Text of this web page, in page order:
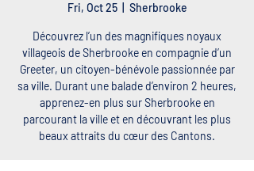
Fri, Oct 25
  |
Sherbrooke
Découvrez l’un des magnifiques noyaux
villageois de Sherbrooke en compagnie d’un
Greeter, un citoyen-bénévole passionnée par
sa ville. Durant une balade d’environ 2 heures,
apprenez-en plus sur Sherbrooke en
parcourant la ville et en découvrant les plus
beaux attraits du cœur des Cantons.